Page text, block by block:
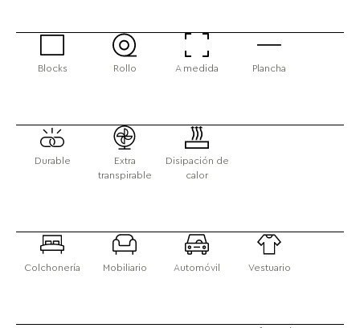
Blocks Rollo A medida Plancha
Durable
Extra
transpirable
Disipación de
calor
Colchonería Mobiliario Automóvil Vestuario